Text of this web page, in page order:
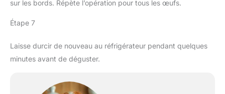
sur les bords. Répète l’opération pour tous les œufs.
Étape 7
Laisse durcir de nouveau au réfrigérateur pendant quelques
minutes avant de déguster.